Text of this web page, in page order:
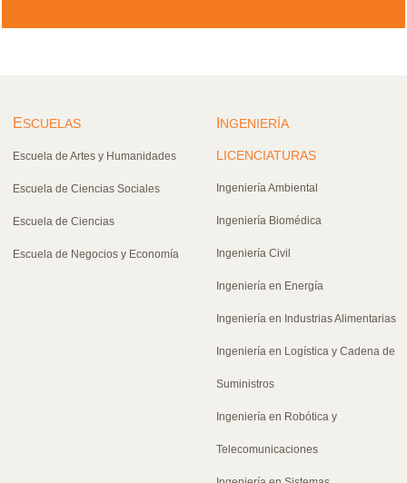
ESCUELAS
Escuela de Artes y Humanidades
Escuela de Ciencias Sociales
Escuela de Ciencias
Escuela de Negocios y Economía
NGENIERÍA
LICENCIATURAS
Ingeniería Ambiental
Ingeniería Biomédica
Ingeniería Civil
Ingeniería en Energía
Ingeniería en Industrias Alimentarias
Ingeniería en Logística y Cadena de
Suministros
Ingeniería en Robótica y
Telecomunicaciones